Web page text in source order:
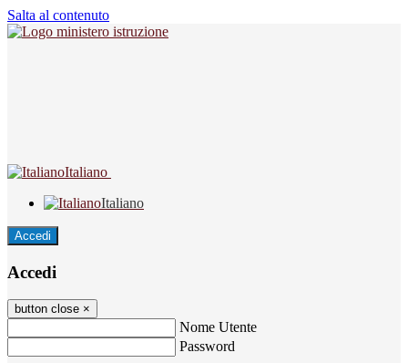
Salta al contenuto
Italiano
Italiano
Accedi
Accedi
button close ×
Nome Utente
Password